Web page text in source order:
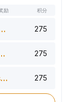
励 积分
275
275
275